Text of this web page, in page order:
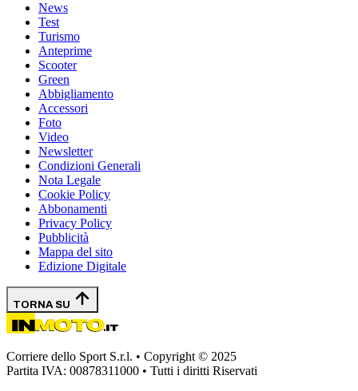
News
Test
Turismo
Anteprime
Scooter
Green
Abbigliamento
Accessori
Foto
Video
Newsletter
Condizioni Generali
Nota Legale
Cookie Policy
Abbonamenti
Privacy Policy
Pubblicità
Mappa del sito
Edizione Digitale
TORNA SU
Corriere dello Sport S.r.l. • Copyright © 2025
Partita IVA: 00878311000 • Tutti i diritti Riservati